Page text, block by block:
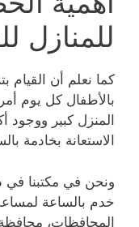
للمنازل
كما نعلم أن القيام
بالأطفال كل يوم
المنزل كبير ووجود
الاستعانة بخادمة
ونحن في مكتبنا في
خدم بالساعة
المحافظات، محافظة